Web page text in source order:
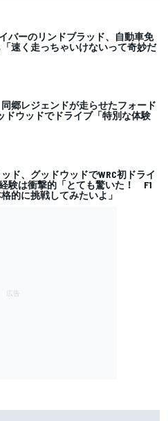
バーのリンドブラッド、自動車免
速く走っちゃいけないって奇妙だ
郷レジェンドが走らせたフォード
ドウッドでドライブ「特別な体験
ド、グッドウッドでWRC初ドライ
験は衝撃的「とても驚いた！ F1
的に挑戦してみたいよ」